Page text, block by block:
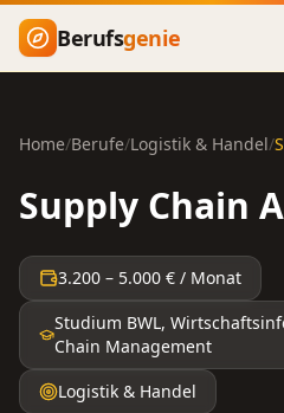
Zum Hauptinhalt springen
Berufsgenie
Home/Berufe/Logistik & Handel/
Supply Chain
3.200 – 5.000 € / Monat
Studium BWL,
Chain Management
Logistik & Handel